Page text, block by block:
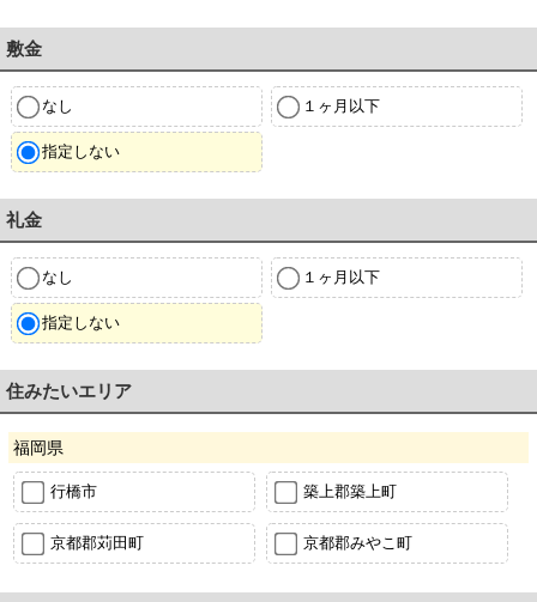
敷金
なし １ヶ月以下
指定しない
礼金
なし １ヶ月以下
指定しない
住みたいエリア
福岡県
行橋市 築上郡築上町
京都郡苅田町 京都郡みやこ町